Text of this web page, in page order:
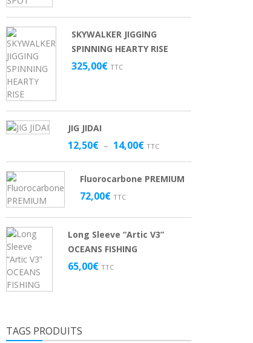
prix :
6,50€
7,50€
SKYWALKER JIGGING
SPINNING HEARTY RISE
325,00€ TTC
JIG JIDAI
12,50€ – 14,00€Plage
12,50€
TTC
Fluorocarbone PREMIUM
72,00€ TTC
Long Sleeve “Artic V3”
OCEANS FISHING
65,00€ TTC
TAGS PRODUITS